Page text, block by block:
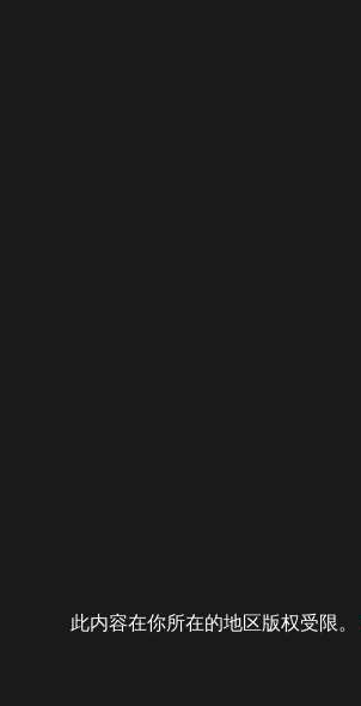
此内容在你所在的地区版权受限。